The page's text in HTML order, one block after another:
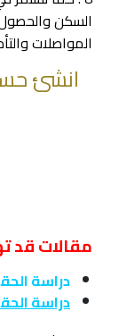
السكن
المواصلات
انشئ
مقالات قد
دراسة
دراسة